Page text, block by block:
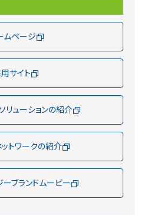
ムページ
サイト
リューションの紹介
トワークの紹介
ブランドムービー